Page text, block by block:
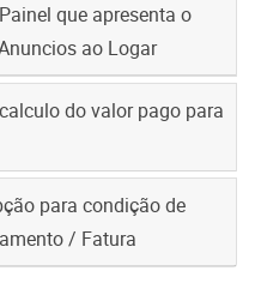
que apresenta o
ao Logar
do valor pago para
para condição de
/ Fatura